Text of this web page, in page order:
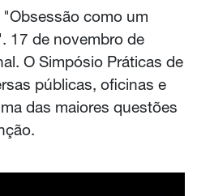
"Obsessão como um
17 de novembro de
O Simpósio Práticas de
públicas, oficinas e
das maiores questões